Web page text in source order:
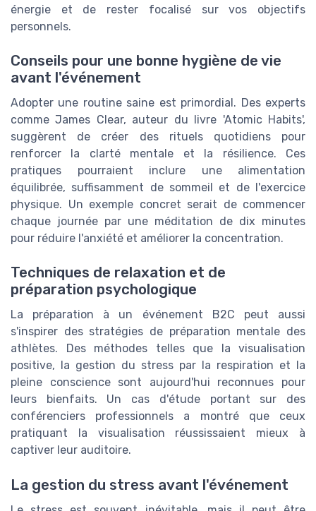
énergie et de rester focalisé sur vos objectifs
personnels.
Conseils pour une bonne hygiène de vie
avant l'événement
Adopter une routine saine est primordial. Des experts
comme James Clear, auteur du livre 'Atomic Habits',
suggèrent de créer des rituels quotidiens pour
renforcer la clarté mentale et la résilience. Ces
pratiques pourraient inclure une alimentation
équilibrée, suffisamment de sommeil et de l'exercice
physique. Un exemple concret serait de commencer
chaque journée par une méditation de dix minutes
pour réduire l'anxiété et améliorer la concentration.
Techniques de relaxation et de
préparation psychologique
La préparation à un événement B2C peut aussi
s'inspirer des stratégies de préparation mentale des
athlètes. Des méthodes telles que la visualisation
positive, la gestion du stress par la respiration et la
pleine conscience sont aujourd'hui reconnues pour
leurs bienfaits. Un cas d'étude portant sur des
conférenciers professionnels a montré que ceux
pratiquant la visualisation réussissaient mieux à
captiver leur auditoire.
La gestion du stress avant l'événement